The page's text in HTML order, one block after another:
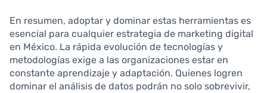
En resumen, adoptar y dominar estas herramientas es
esencial para cualquier estrategia de marketing digital
en México. La rápida evolución de tecnologías y
metodologías exige a las organizaciones estar en
constante aprendizaje y adaptación. Quienes logren
dominar el análisis de datos podrán no solo sobrevivir,